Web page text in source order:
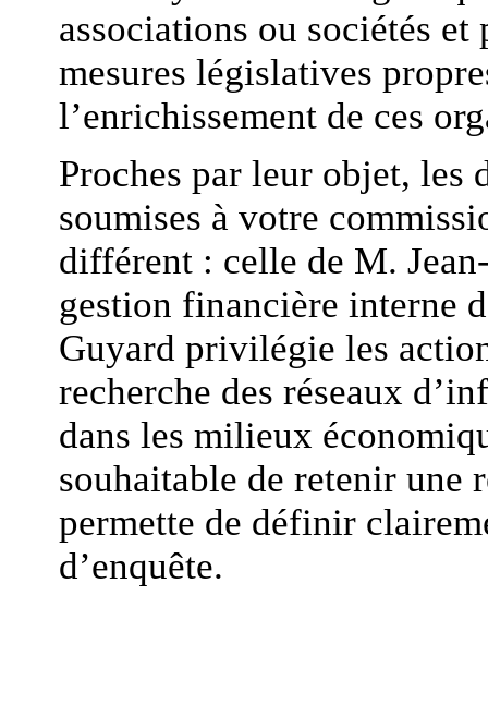
associations ou sociétés et
mesures législatives
l’enrichissement de ces
Proches par leur objet, les
soumises à votre
différent : celle de M.
gestion financière interne
Guyard privilégie les
recherche des réseaux
dans les milieux
souhaitable de retenir une
permette de définir
d’enquête.